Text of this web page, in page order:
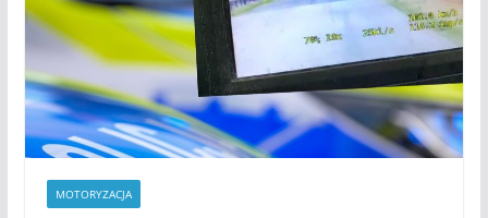
MOTORYZACJA